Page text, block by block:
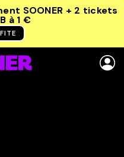
SOONER + 2 tickets
à 1 €